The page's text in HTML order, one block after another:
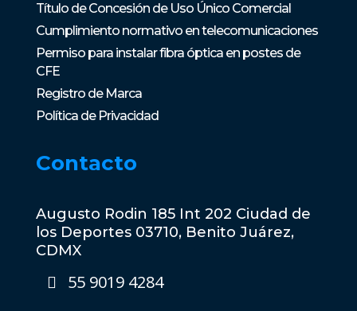
Título de Concesión de Uso Único Comercial
Cumplimiento normativo en telecomunicaciones
Permiso para instalar fibra óptica en postes de
CFE
Registro de Marca
Política de Privacidad
Contacto
Augusto Rodin 185 Int 202 Ciudad de
los Deportes 03710, Benito Juárez,
CDMX
55 9019 4284